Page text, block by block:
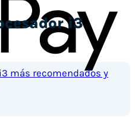
i3
más recomendados y